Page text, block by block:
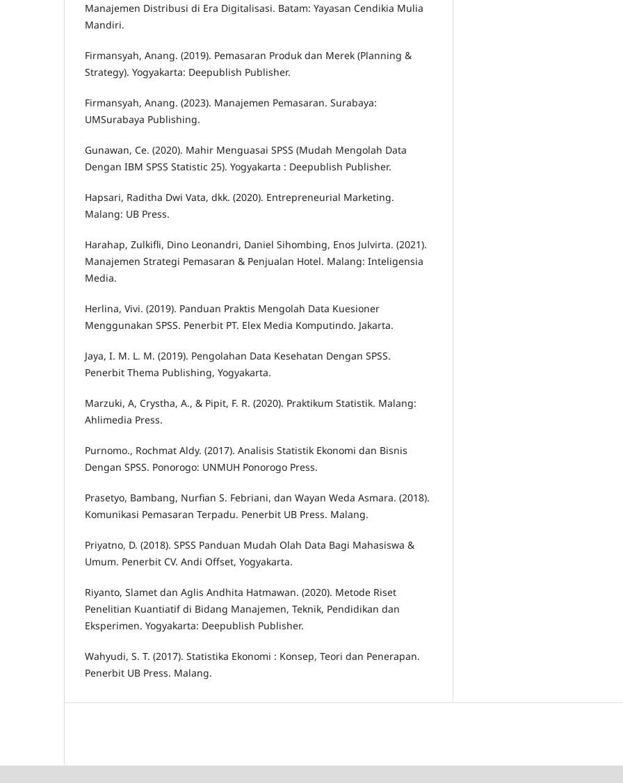
Manajemen Distribusi di Era Digitalisasi. Batam: Yayasan Cendikia Mulia
Mandiri.
Firmansyah, Anang. (2019). Pemasaran Produk dan Merek (Planning &
Strategy). Yogyakarta: Deepublish Publisher.
Firmansyah, Anang. (2023). Manajemen Pemasaran. Surabaya:
UMSurabaya Publishing.
Gunawan, Ce. (2020). Mahir Menguasai SPSS (Mudah Mengolah Data
Dengan IBM SPSS Statistic 25). Yogyakarta : Deepublish Publisher.
Hapsari, Raditha Dwi Vata, dkk. (2020). Entrepreneurial Marketing.
Malang: UB Press.
Harahap, Zulkifli, Dino Leonandri, Daniel Sihombing, Enos Julvirta. (2021).
Manajemen Strategi Pemasaran & Penjualan Hotel. Malang: Inteligensia
Media.
Herlina, Vivi. (2019). Panduan Praktis Mengolah Data Kuesioner
Menggunakan SPSS. Penerbit PT. Elex Media Komputindo. Jakarta.
Jaya, I. M. L. M. (2019). Pengolahan Data Kesehatan Dengan SPSS.
Penerbit Thema Publishing, Yogyakarta.
Marzuki, A, Crystha, A., & Pipit, F. R. (2020). Praktikum Statistik. Malang:
Ahlimedia Press.
Purnomo., Rochmat Aldy. (2017). Analisis Statistik Ekonomi dan Bisnis
Dengan SPSS. Ponorogo: UNMUH Ponorogo Press.
Prasetyo, Bambang, Nurfian S. Febriani, dan Wayan Weda Asmara. (2018).
Komunikasi Pemasaran Terpadu. Penerbit UB Press. Malang.
Priyatno, D. (2018). SPSS Panduan Mudah Olah Data Bagi Mahasiswa &
Umum. Penerbit CV. Andi Offset, Yogyakarta.
Riyanto, Slamet dan Aglis Andhita Hatmawan. (2020). Metode Riset
Penelitian Kuantiatif di Bidang Manajemen, Teknik, Pendidikan dan
Eksperimen. Yogyakarta: Deepublish Publisher.
Wahyudi, S. T. (2017). Statistika Ekonomi : Konsep, Teori dan Penerapan.
Penerbit UB Press. Malang.